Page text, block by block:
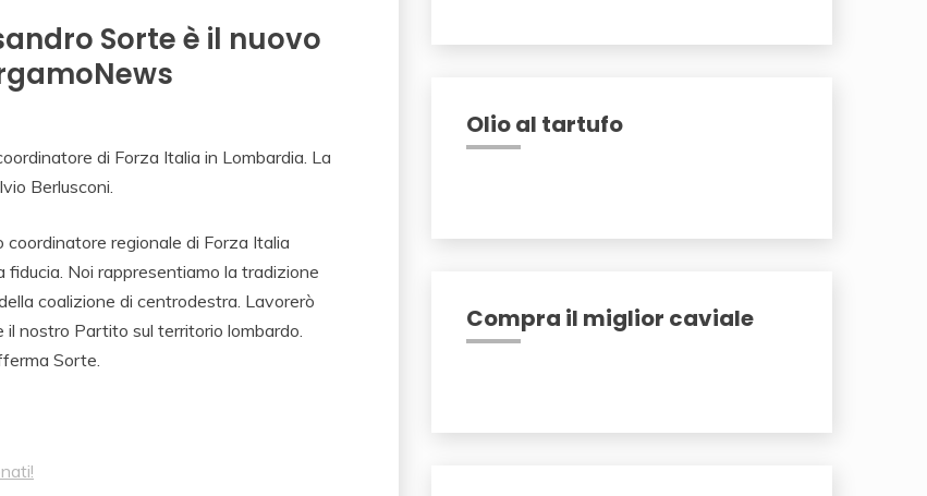
Sorte è il nuovo
di Forza Italia in Lombardia. La
Berlusconi.
regionale di Forza Italia
fiducia. Noi rappresentiamo la tradizione
coalizione di centrodestra. Lavorerò
nostro Partito sul territorio lombardo.
Sorte.
Olio al tartufo
Compra il miglior caviale